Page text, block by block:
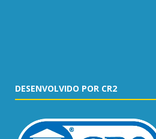
DESENVOLVIDO POR CR2